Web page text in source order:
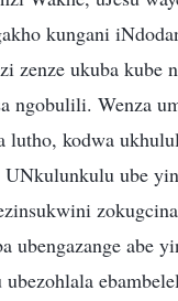
kungani
zenze ukuba
ngobulili. Wenza
lutho, kodwa
UNkulunkulu ube
ubengazange abe